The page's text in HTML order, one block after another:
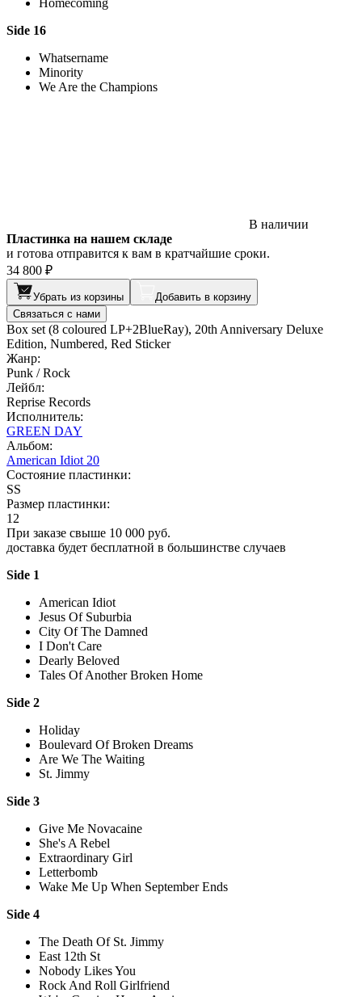
Side 16
Whatsername
Minority
We Are the Champions
В наличии
Пластинка на нашем складе
и готова отправится к вам в кратчайшие сроки.
34 800 ₽
Убрать из корзины
Добавить в корзину
Связаться с нами
Box set (8 coloured LP+2BlueRay), 20th Anniversary Deluxe
Edition, Numbered, Red Sticker
Жанр:
Punk / Rock
Лейбл:
Reprise Records
Исполнитель:
GREEN DAY
Альбом:
American Idiot 20
Состояние пластинки:
SS
Размер пластинки:
12
При заказе свыше 10 000 руб.
доставка будет бесплатной в большинстве случаев
Side 1
American Idiot
Jesus Of Suburbia
City Of The Damned
I Don't Care
Dearly Beloved
Tales Of Another Broken Home
Side 2
Holiday
Boulevard Of Broken Dreams
Are We The Waiting
St. Jimmy
Side 3
Give Me Novacaine
She's A Rebel
Extraordinary Girl
Letterbomb
Wake Me Up When September Ends
Side 4
The Death Of St. Jimmy
East 12th St
Nobody Likes You
Rock And Roll Girlfriend